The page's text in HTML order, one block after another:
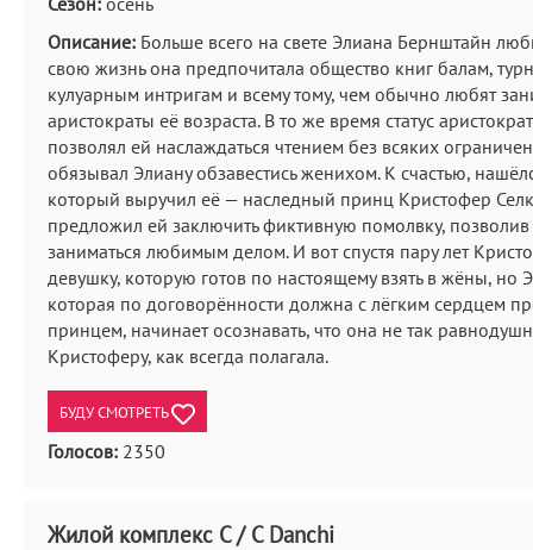
Описание: Больше всего на свете Элиана Бернштайн
свою жизнь она предпочитала общество книг балам,
кулуарным интригам и всему тому, чем обычно любят
аристократы её возраста. В то же время статус
позволял ей наслаждаться чтением без всяких
обязывал Элиану обзавестись женихом. К счастью,
который выручил её — наследный принц Кристофер
предложил ей заключить фиктивную помолвку,
заниматься любимым делом. И вот спустя пару лет
девушку, которую готов по настоящему взять в жёны, но
которая по договорённости должна с лёгким сердцем
принцем, начинает осознавать, что она не так
Кристоферу, как всегда полагала.
БУДУ СМОТРЕТЬ
Голосов: 2350
Жилой комплекс С / C Danchi